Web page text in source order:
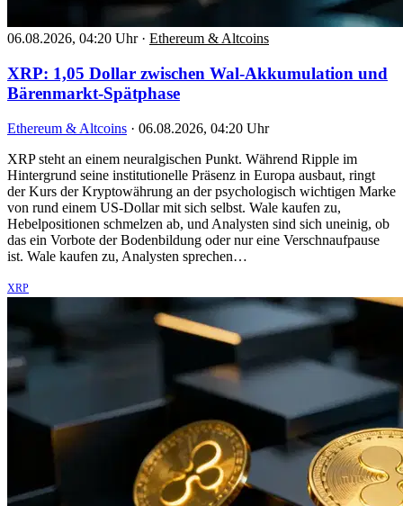
06.08.2026, 04:20 Uhr · Ethereum & Altcoins
XRP: 1,05 Dollar zwischen Wal-Akkumulation und
Bärenmarkt-Spätphase
Ethereum & Altcoins · 06.08.2026, 04:20 Uhr
XRP steht an einem neuralgischen Punkt. Während Ripple im
Hintergrund seine institutionelle Präsenz in Europa ausbaut, ringt
der Kurs der Kryptowährung an der psychologisch wichtigen Marke
von rund einem US-Dollar mit sich selbst. Wale kaufen zu,
Hebelpositionen schmelzen ab, und Analysten sind sich uneinig, ob
das ein Vorbote der Bodenbildung oder nur eine Verschnaufpause
ist. Wale kaufen zu, Analysten sprechen…
XRP